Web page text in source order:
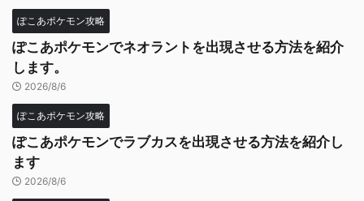
ぽこあポケモン攻略
ぽこあポケモンでネオラントを出現させる方法を紹介
します。
2026/8/6
ぽこあポケモン攻略
ぽこあポケモンでラブカスを出現させる方法を紹介し
ます
2026/8/6